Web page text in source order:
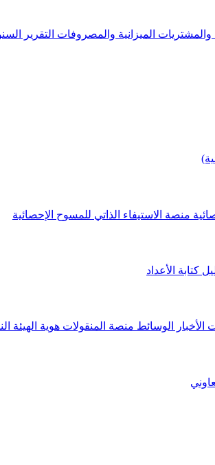
والمشتريات الميزانية والمصروفات التقرير
منصة الاستيفاء الذاتي للمسوح الإحصائية
كتابة الأعداد
الأخبار الوسائط منصة المنقولات هوية الهيئة